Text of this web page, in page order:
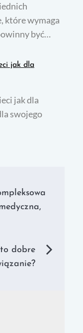
które wymaga
być…
jak dla
jak dla
swojego
dobre